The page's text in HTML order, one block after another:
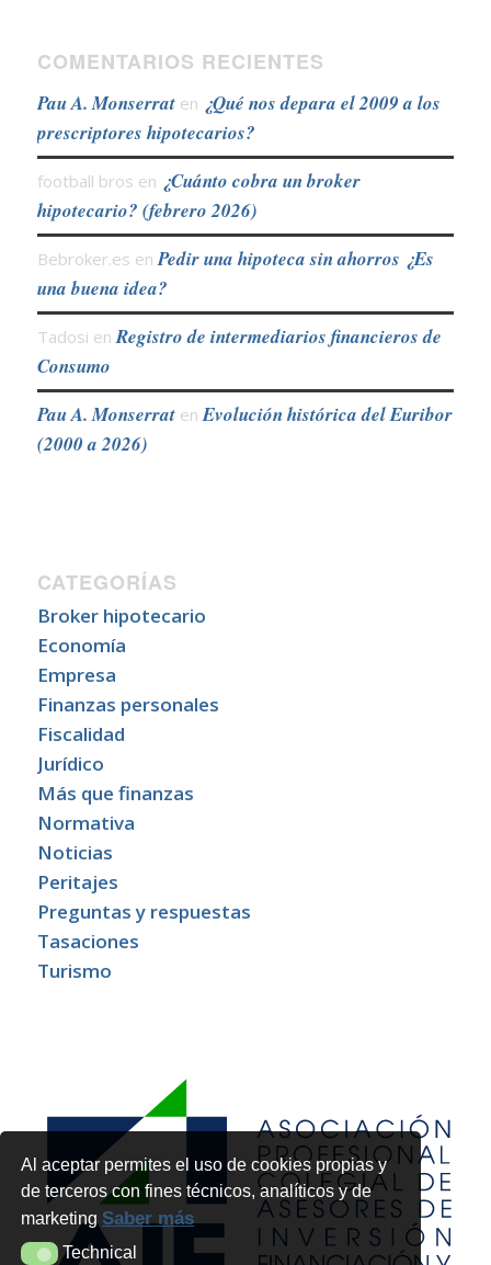
Al aceptar permites el uso de cookies propias y
de terceros con fines técnicos, analíticos y de
marketingSaber más
TechnicalTechnical
COMENTARIOS RECIENTES
Pau A. Monserraten ¿Qué nos depara el 2009 a los
prescriptores hipotecarios?
football bros en ¿Cuánto cobra un broker
hipotecario? (febrero 2026)
Bebroker.es enPedir una hipoteca sin ahorros ¿Es
una buena idea?
Tadosi enRegistro de intermediarios financieros de
Consumo
Pau A. MonserratenEvolución histórica del Euribor
(2000 a 2026)
CATEGORÍAS
Broker hipotecario
Economía
Empresa
Finanzas personales
Fiscalidad
Jurídico
Más que finanzas
Normativa
Noticias
Peritajes
Preguntas y respuestas
Tasaciones
Turismo